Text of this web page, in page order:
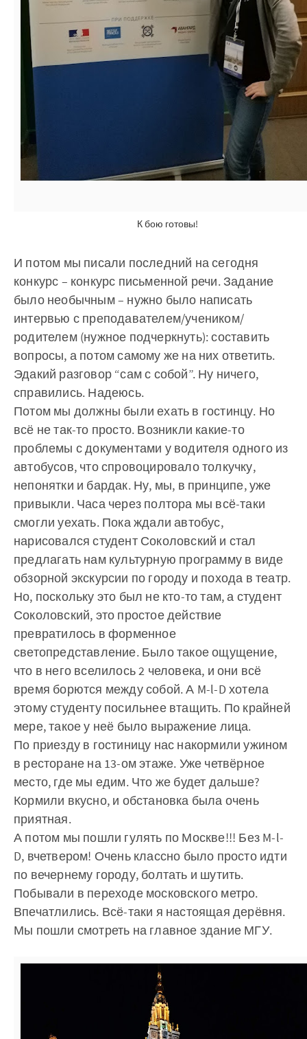
К бою готовы!
И потом мы писали последний на сегодня
конкурс – конкурс письменной речи. Задание
было необычным – нужно было написать
интервью с преподавателем/учеником/
родителем (нужное подчеркнуть): составить
вопросы, а потом самому же на них ответить.
Эдакий разговор “сам с собой”. Ну ничего,
справились. Надеюсь.
Потом мы должны были ехать в гостинцу. Но
всё не так-то просто. Возникли какие-то
проблемы с документами у водителя одного из
автобусов, что спровоцировало толкучку,
непонятки и бардак. Ну, мы, в принципе, уже
привыкли. Часа через полтора мы всё-таки
смогли уехать. Пока ждали автобус,
нарисовался студент Соколовский и стал
предлагать нам культурную программу в виде
обзорной экскурсии по городу и похода в театр.
Но, поскольку это был не кто-то там, а студент
Соколовский, это простое действие
превратилось в форменное
светопредставление. Было такое ощущение,
что в него вселилось 2 человека, и они всё
время борются между собой. А M-l-D хотела
этому студенту посильнее втащить. По крайней
мере, такое у неё было выражение лица.
По приезду в гостиницу нас накормили ужином
в ресторане на 13-ом этаже. Уже четвёрное
место, где мы едим. Что же будет дальше?
Кормили вкусно, и обстановка была очень
приятная.
А потом мы пошли гулять по Москве!!! Без M-l-
D, вчетвером! Очень классно было просто идти
по вечернему городу, болтать и шутить.
Побывали в переходе московского метро.
Впечатлились. Всё-таки я настоящая дерёвня.
Мы пошли смотреть на главное здание МГУ.